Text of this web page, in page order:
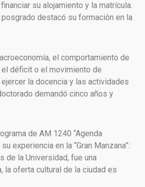
su alojamiento y la matrícula.
destacó su formación en la
el comportamiento de
déficit o el movimiento de
la docencia y las actividades
demandó cinco años y
de AM 1240 “Agenda
experiencia en la “Gran Manzana”:
de la Universidad, fue una
la oferta cultural de la ciudad es